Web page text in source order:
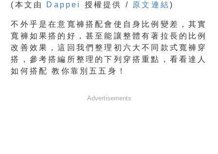
(本文由 Dappei 授權提供 / 原文連結)
不外乎是在意寬褲搭配會使自身比例變差，其實
寬褲如果搭的好，甚至能讓整體有著拉長的比例
改善效果，這回我們整理初六大不同款式寬褲穿
搭，參考搭編所整理的下列穿搭重點，看看達人
如何搭配 教你靠別五五身！
Advertisements